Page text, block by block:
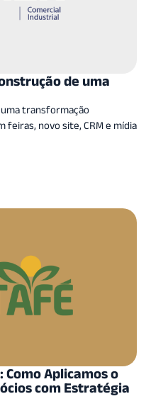
de uma
transformação
feiras, novo site, CRM e mídia
Como Aplicamos o
com Estratégia